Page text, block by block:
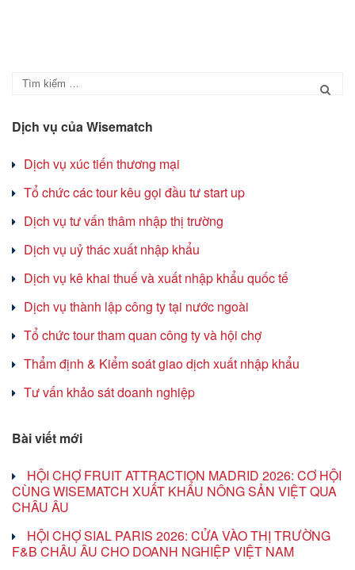
Dịch vụ của Wisematch
Dịch vụ xúc tiến thương mại
Tổ chức các tour kêu gọi đầu tư start up
Dịch vụ tư vấn thâm nhập thị trường
Dịch vụ uỷ thác xuất nhập khẩu
Dịch vụ kê khai thuế và xuất nhập khẩu quốc tế
Dịch vụ thành lập công ty tại nước ngoài
Tổ chức tour tham quan công ty và hội chợ
Thẩm định & Kiểm soát giao dịch xuất nhập khẩu
Tư vấn khảo sát doanh nghiệp
Bài viết mới
HỘI CHỢ FRUIT ATTRACTION MADRID 2026: CƠ HỘI
CÙNG WISEMATCH XUẤT KHẨU NÔNG SẢN VIỆT QUA
CHÂU ÂU
HỘI CHỢ SIAL PARIS 2026: CỬA VÀO THỊ TRƯỜNG
F&B CHÂU ÂU CHO DOANH NGHIỆP VIỆT NAM